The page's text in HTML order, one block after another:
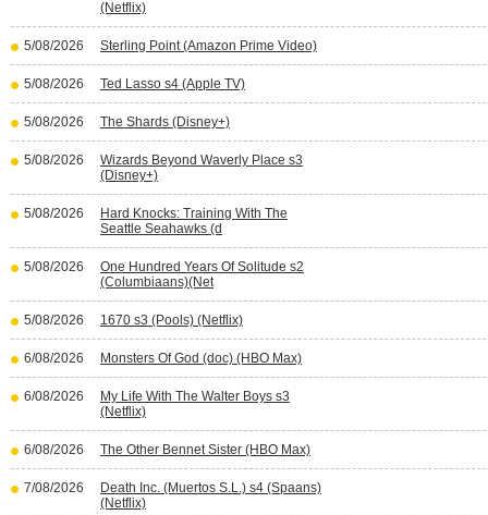
(Netflix)
5/08/2026 Sterling Point (Amazon Prime Video)
5/08/2026 Ted Lasso s4 (Apple TV)
5/08/2026 The Shards (Disney+)
5/08/2026
Wizards Beyond Waverly Place s3
(Disney+)
5/08/2026
Hard Knocks: Training With The
Seattle Seahawks (d
5/08/2026
One Hundred Years Of Solitude s2
(Columbiaans)(Net
5/08/2026 1670 s3 (Pools) (Netflix)
6/08/2026 Monsters Of God (doc) (HBO Max)
6/08/2026
My Life With The Walter Boys s3
(Netflix)
6/08/2026 The Other Bennet Sister (HBO Max)
7/08/2026
Death Inc. (Muertos S.L.) s4 (Spaans)
(Netflix)